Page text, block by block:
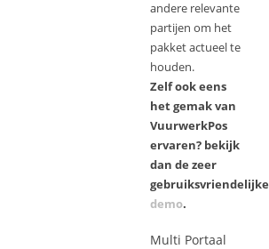
andere relevante
partijen om het
pakket actueel te
houden.
Zelf ook eens
het gemak van
VuurwerkPos
ervaren? bekijk
dan de zeer
gebruiksvriendelijke
demo.
Multi Portaal